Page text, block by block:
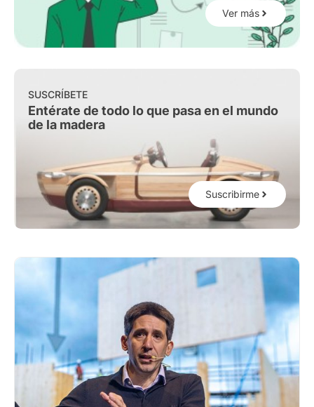
Ver más
SUSCRÍBETE
Entérate de todo lo que pasa en el mundo
de la madera
Suscribirme